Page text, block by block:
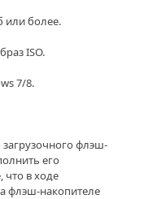
или более.
ISO.
7/8.
флэш-
его
что в ходе
флэш-накопителе